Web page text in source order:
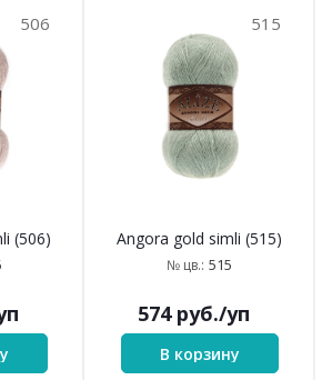
506
(506)
515
Angora gold simli (515)
№ цв.: 515
574руб./уп
В корзину